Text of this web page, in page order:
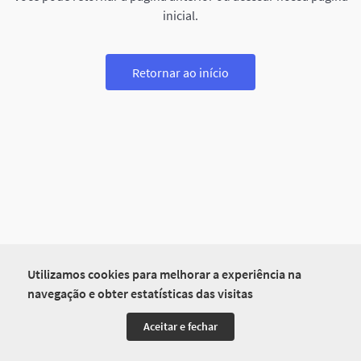
Utilizamos cookies para melhorar a experiência na
navegação e obter estatísticas das visitas
Aceitar e fechar
inicial.
Retornar ao início